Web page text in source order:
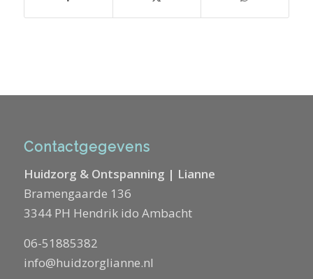
Contactgegevens
Huidzorg & Ontspanning | Lianne
Bramengaarde 136
3344 PH Hendrik ido Ambacht
06-51885382
info@huidzorglianne.nl